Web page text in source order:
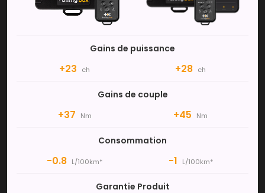
Gains de puissance
+23 ch +28 ch
Gains de couple
+37 Nm +45 Nm
Consommation
-0.8 L/100km* -1 L/100km*
Garantie Produit